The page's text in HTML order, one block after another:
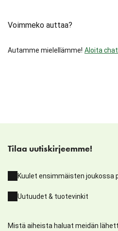
Voimmeko auttaa?
Autamme mielellämme! Aloita
Tilaa uutiskirjeemme!
Kuulet ensimmäisten joukossa
Uutuudet & tuotevinkit
Mistä aiheista haluat meidän